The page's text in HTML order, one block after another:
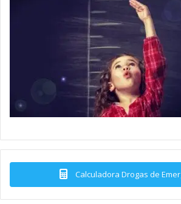
Calculadora Drogas de